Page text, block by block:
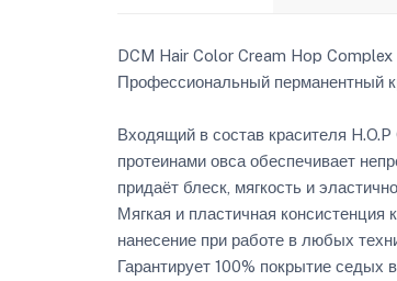
DCM Hair Color Cream Hop Complex
Профессиональный перманентный
Входящий в состав красителя
протеинами овса обеспечивает
придаёт блеск, мягкость и
Мягкая и пластичная
нанесение при работе в любых
Гарантирует 100% покрытие седых